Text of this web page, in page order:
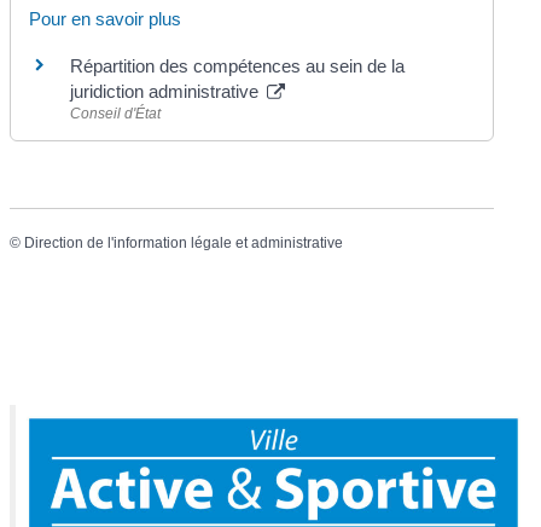
Pour en savoir plus
Répartition des compétences au sein de la
juridiction administrative
Conseil d'État
© Direction de l'information légale et administrative